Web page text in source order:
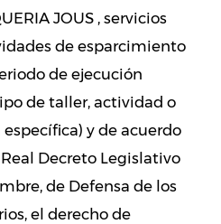
JOUS , servicios
de esparcimiento
de ejecución
de taller, actividad o
y de acuerdo
Decreto Legislativo
de Defensa de los
el derecho de